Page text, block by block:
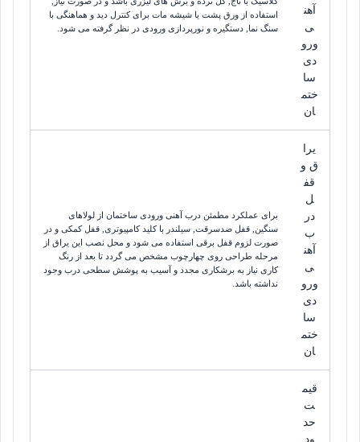
آهن
ی
ورو
دی
سا
ختم
ان
استفاده از ورق پشت یا شیشه مات برای کنترل دید و هماهنگی با
سنگ نما, دستگیره و نورپردازی ورودی در نظر گرفته می شود.
یرا
ق و
قف
ل
در
ب
آهن
ی
ورو
دی
سا
ختم
ان
برای عملکرد مطمئن درب آهنی ورودی ساختمان از لولاهای
سنگین, قفل ضدسرقت, سیلندر با کلید کامپیوتری, قفل کمکی و در
صورت لزوم قفل برقی استفاده می شود و محل نصب این یراق از
مرحله طراحی روی چهارچوب مشخص می گردد تا بعد از رنگ
کاری نیاز به برشکاری مجدد و آسیب به پوشش سطحی درب وجود
نداشته باشد.
قیم
ت
حد
ود